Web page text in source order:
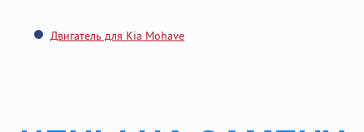
Двигатель для Kia Mohave